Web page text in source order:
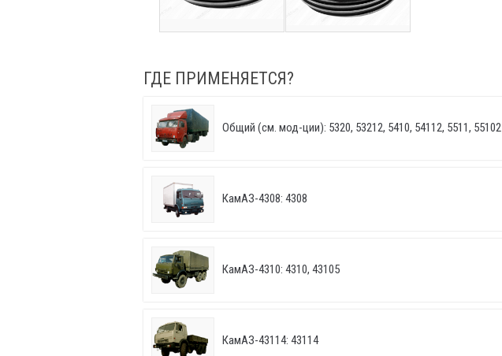
ГДЕ ПРИМЕНЯЕТСЯ?
Общий (см. мод-ции): 5320, 53212, 5410, 54112, 5511, 55102
КамАЗ-4308: 4308
КамАЗ-4310: 4310, 43105
КамАЗ-43114: 43114